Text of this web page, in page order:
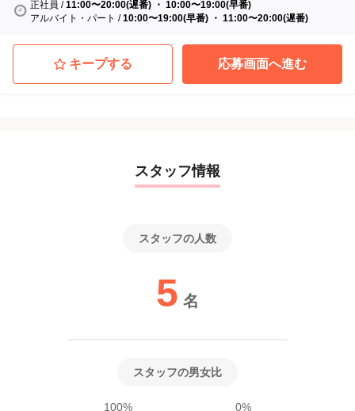
正社員 /11:00〜20:00(遅番) ・ 10:00〜19:00(早番)
アルバイト・パート /10:00〜19:00(早番) ・ 11:00〜20:00(遅番)
キープする 応募画面へ進む
スタッフ情報
スタッフの人数
5 名
スタッフの男女比
100% 0%